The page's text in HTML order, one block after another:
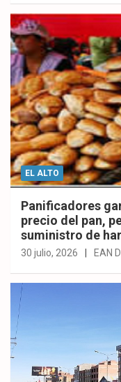
EL ALTO
Panificadores
precio del pan,
suministro de
30 julio, 2026 EAN